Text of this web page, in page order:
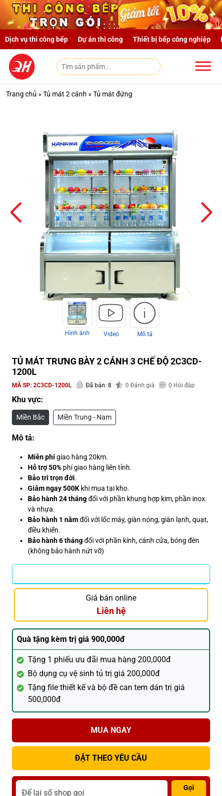
Skip to main content
Dịch vụ thi công bếp Dự án thi công Thiết bị bếp công nghiệp
Trang chủ » Tủ mát 2 cánh » Tủ mát đứng
Hình ảnh Video Mô tả
TỦ MÁT TRƯNG BÀY 2 CÁNH 3 CHẾ ĐỘ 2C3CD-
1200L
MÃ SP: 2C3CD-1200L Đã bán: 8 0 Đánh giá 0 Hỏi đáp
Khu vực:
Miền Bắc Miền Trung - Nam
Mô tả:
Miễn phígiao hàng 20km.
Hỗ trợ 50% phí giao hàng liên tỉnh.
Bảo trì trọn đời.
Giảm ngay 500K khi mua tại kho.
Bảo hành 24 thángđối với phần khung hợp kim, phần inox
và nhựa.
Bảo hành 1 nămđối với lốc máy, giàn nóng, giàn lạnh, quạt,
điều khiển.
Bảo hành 6 thángđối với phần kính, cánh cửa, bóng đèn
(không bảo hành nứt vỡ)
Giá bán online
Liên hệ
Quà tặng kèm trị giá 900,000đ
Tặng 1 phiếu ưu đãi mua hàng 200,000đ
Bộ dụng cụ vệ sinh tủ trị giá 200,000đ
Tặng file thiết kế và bộ đề can tem dán trị giá
500,000đ
MUA NGAY
ĐẶT THEO YÊU CẦU
Gọi